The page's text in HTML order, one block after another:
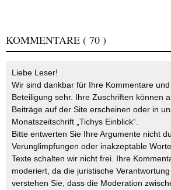
KOMMENTARE ( 70 )
Liebe Leser!
Wir sind dankbar für Ihre Kommentare
Beteiligung sehr. Ihre Zuschriften können
Beiträge auf der Site erscheinen oder in
Monatszeitschrift „Tichys Einblick“.
Bitte entwerten Sie Ihre Argumente nicht
Verunglimpfungen oder inakzeptable
Texte schalten wir nicht frei. Ihre
moderiert, da die juristische
verstehen Sie, dass die Moderation